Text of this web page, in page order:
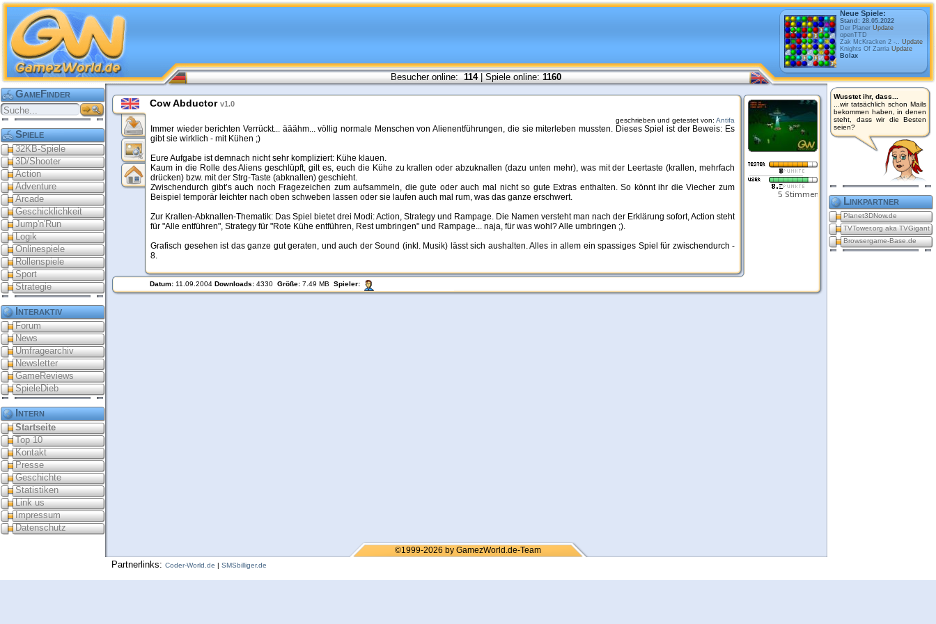
Besucher online:114| Spiele online:1160
Neue Spiele:
Stand: 28.05.2022
Der Planer Update
openTTD
Zak McKracken 2 -.. Update
Knights Of Zarria Update
Bolax
GameFinder
Spiele
32KB-Spiele
3D/Shooter
Action
Adventure
Arcade
Geschicklichkeit
Jump'n'Run
Logik
Onlinespiele
Rollenspiele
Sport
Strategie
Interaktiv
Forum
News
Umfragearchiv
Newsletter
GameReviews
SpieleDieb
Intern
Startseite
Top 10
Kontakt
Presse
Geschichte
Statistiken
Link us
Impressum
Datenschutz
Wusstet ihr, dass...
...wir tatsächlich schon Mails
bekommen haben, in denen
steht, dass wir die Besten
seien?
Linkpartner
Planet3DNow.de
TVTower.org aka TVGigant
Browsergame-Base.de
Cow Abductor v1.0
geschrieben und getestet von: Antifa
Immer wieder berichten Verrückt... ääähm... völlig normale Menschen von Alienentführungen, die sie miterleben mussten. Dieses Spiel ist der Beweis: Es
gibt sie wirklich - mit Kühen ;)
Eure Aufgabe ist demnach nicht sehr kompliziert: Kühe klauen.
Kaum in die Rolle des Aliens geschlüpft, gilt es, euch die Kühe zu krallen oder abzuknallen (dazu unten mehr), was mit der Leertaste (krallen, mehrfach
drücken) bzw. mit der Strg-Taste (abknallen) geschieht.
Zwischendurch gibt’s auch noch Fragezeichen zum aufsammeln, die gute oder auch mal nicht so gute Extras enthalten. So könnt ihr die Viecher zum
Beispiel temporär leichter nach oben schweben lassen oder sie laufen auch mal rum, was das ganze erschwert.
Zur Krallen-Abknallen-Thematik: Das Spiel bietet drei Modi: Action, Strategy und Rampage. Die Namen versteht man nach der Erklärung sofort, Action steht
für "Alle entführen", Strategy für "Rote Kühe entführen, Rest umbringen" und Rampage... naja, für was wohl? Alle umbringen ;).
Grafisch gesehen ist das ganze gut geraten, und auch der Sound (inkl. Musik) lässt sich aushalten. Alles in allem ein spassiges Spiel für zwischendurch -
8.
Datum: 11.09.2004 Downloads: 4330 Größe: 7.49 MB Spieler:
©1999-2026 by GamezWorld.de-Team
Partnerlinks: Coder-World.de | SMSbilliger.de